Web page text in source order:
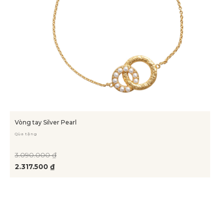
Vòng tay Silver Pearl
Qùa tặng
2.317.500 ₫
3.090.000 ₫